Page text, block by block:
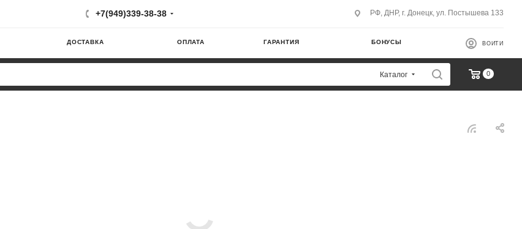
+7(949)339-38-38 РФ, ДНР, г. Донецк, ул. Постышева 133
ДОСТАВКА ОПЛАТА ГАРАНТИЯ БОНУСЫ ВОЙТИ
Каталог 0